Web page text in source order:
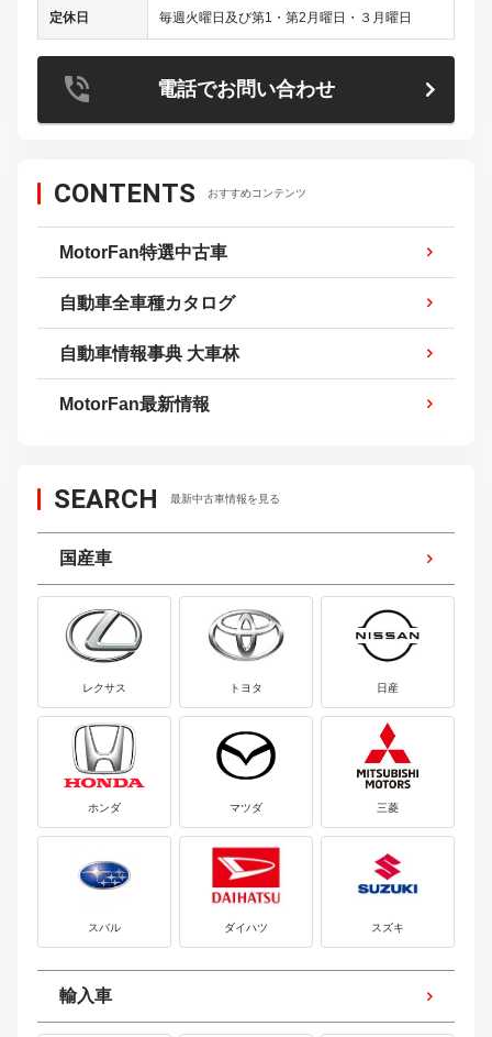
定休日 毎週火曜日及び第1・第2月曜日・３月曜日
電話でお問い合わせ
CONTENTS おすすめコンテンツ
MotorFan特選中古車
自動車全車種カタログ
自動車情報事典 大車林
MotorFan最新情報
SEARCH 最新中古車情報を見る
国産車
レクサス トヨタ 日産
ホンダ マツダ 三菱
スバル ダイハツ スズキ
輸入車